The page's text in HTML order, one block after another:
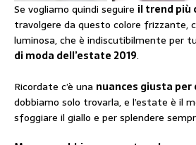
Se vogliamo quindi seguire il trend più
travolgere da questo colore frizzante,
luminosa, che è indiscutibilmente per
di moda dell’estate 2019.
Ricordate c’è una nuances giusta per
dobbiamo solo trovarla, e l’estate è il
sfoggiare il giallo e per splendere